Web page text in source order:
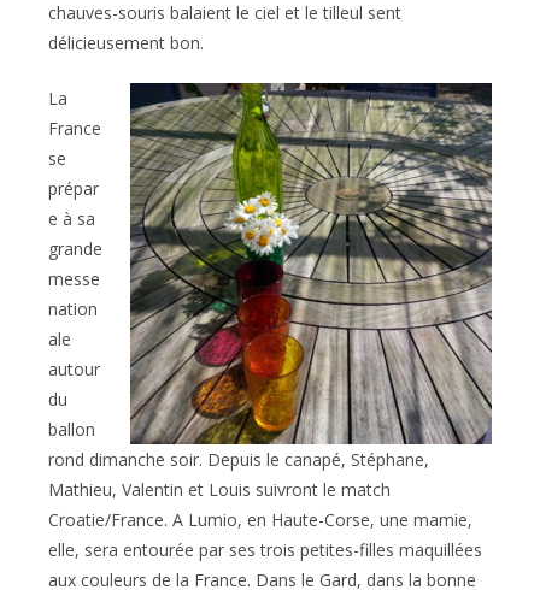
chauves-souris balaient le ciel et le tilleul sent
délicieusement bon.
La
France
se
prépar
e à sa
grande
messe
nation
ale
autour
du
ballon
rond dimanche soir. Depuis le canapé, Stéphane,
Mathieu, Valentin et Louis suivront le match
Croatie/France. A Lumio, en Haute-Corse, une mamie,
elle, sera entourée par ses trois petites-filles maquillées
aux couleurs de la France. Dans le Gard, dans la bonne